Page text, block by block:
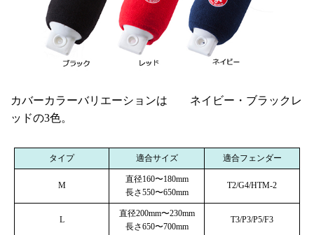
カバーカラーバリエーションは ネイビー・ブラックレ
ッドの3色。
タイプ 適合サイズ 適合フェンダー
M
直径160〜180mm
長さ550〜650mm
T2/G4/HTM-2
L
直径200mm〜230mm
長さ650〜700mm
T3/P3/P5/F3